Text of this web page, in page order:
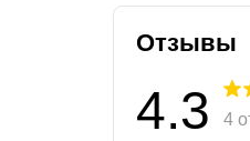
Отзывы
4.3 4